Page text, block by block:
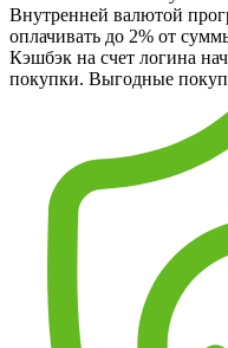
Внутренней валютой
оплачивать до 2% от
Кэшбэк на счет логина
покупки. Выгодные